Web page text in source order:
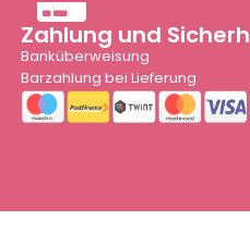
Zahlung und
Banküberweisung
Barzahlung bei Lieferung